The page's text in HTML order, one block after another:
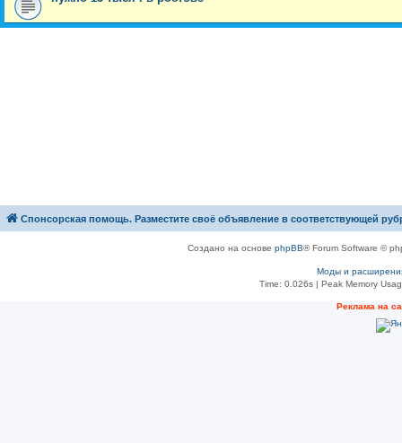
Спонсорская помощь. Разместите своё объявление в соответствующей
Создано на основе phpBB® Forum Software ©
Моды и
Time: 0.026s| Peak Memory
Рeклама на